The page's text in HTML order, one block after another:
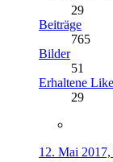
29
Beiträge
765
Bilder
51
Erhaltene
29
12. Mai